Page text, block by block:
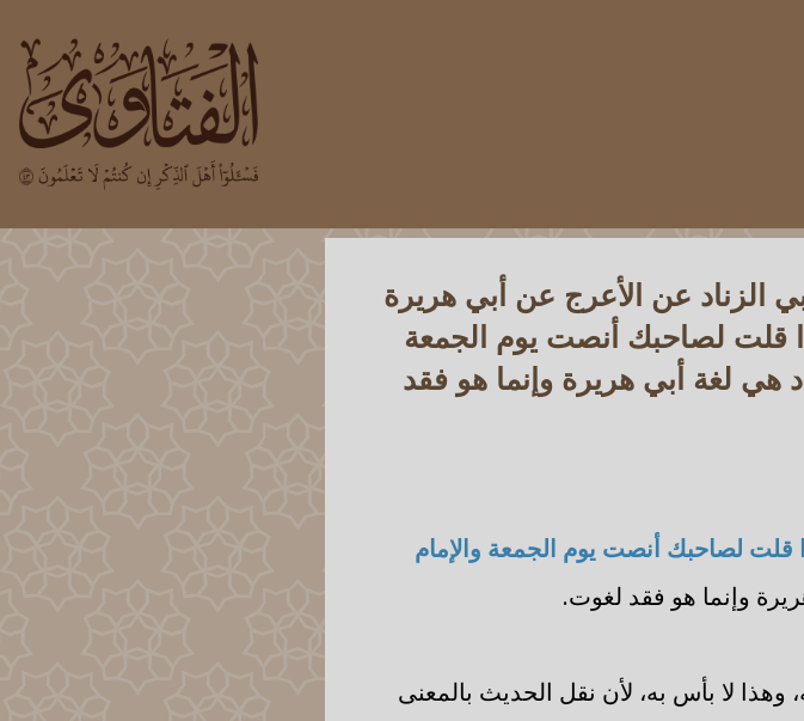
الزناد عن الأعرج عن أبي هريرة
قلت لصاحبك أنصت يوم الجمعة
هي لغة أبي هريرة وإنما هو فقد
قلت لصاحبك أنصت يوم الجمعة والإمام
وإنما هو فقد لغوت.
وهذا لا بأس به، لأن نقل الحديث بالمعنى